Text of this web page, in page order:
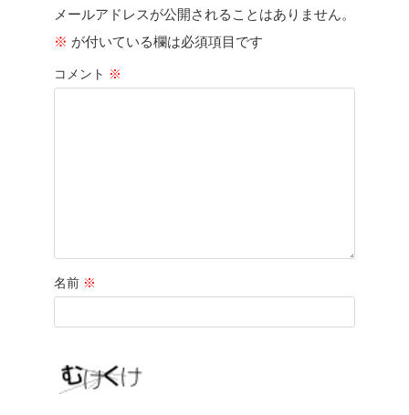
メールアドレスが公開されることはありません。
※ が付いている欄は必須項目です
コメント ※
名前 ※